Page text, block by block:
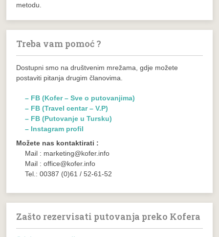
metodu.
Treba vam pomoć ?
Dostupni smo na društvenim mrežama, gdje možete
postaviti pitanja drugim članovima.
– FB (Kofer – Sve o putovanjima)
– FB (Travel centar – V.P)
– FB (Putovanje u Tursku)
– Instagram profil
Možete nas kontaktirati :
Mail : marketing@kofer.info
Mail : office@kofer.info
Tel.: 00387 (0)61 / 52-61-52
Zašto rezervisati putovanja preko Kofera